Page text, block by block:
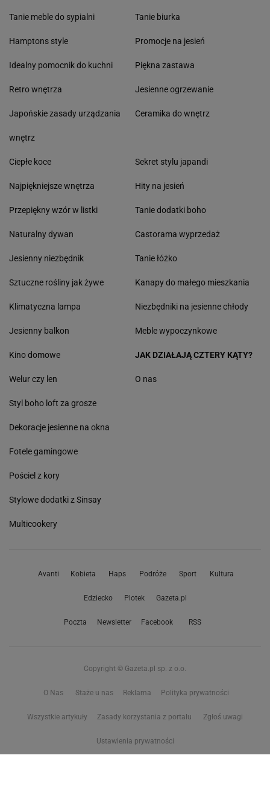
Tanie meble do sypialni
Hamptons style
Idealny pomocnik do kuchni
Retro wnętrza
Japońskie zasady urządzania
wnętrz
Tanie biurka
Promocje na jesień
Piękna zastawa
Jesienne ogrzewanie
Ceramika do wnętrz
Ciepłe koce
Najpiękniejsze wnętrza
Przepiękny wzór w listki
Naturalny dywan
Jesienny niezbędnik
Sztuczne rośliny jak żywe
Klimatyczna lampa
Jesienny balkon
Sekret stylu japandi
Hity na jesień
Tanie dodatki boho
Castorama wyprzedaż
Tanie łóżko
Kanapy do małego mieszkania
Niezbędniki na jesienne chłody
Meble wypoczynkowe
Kino domowe
Welur czy len
Styl boho loft za grosze
Dekoracje jesienne na okna
Fotele gamingowe
Pościel z kory
Stylowe dodatki z Sinsay
Multicookery
JAK DZIAŁAJĄ CZTERY KĄTY?
O nas
Avanti Kobieta Haps Podróże Sport Kultura
Edziecko Plotek Gazeta.pl
Poczta Newsletter Facebook RSS
Copyright © Gazeta.pl sp. z o.o.
O Nas Staże u nas Reklama Polityka prywatności
Wszystkie artykuły Zasady korzystania z portalu Zgłoś uwagi
Ustawienia prywatności